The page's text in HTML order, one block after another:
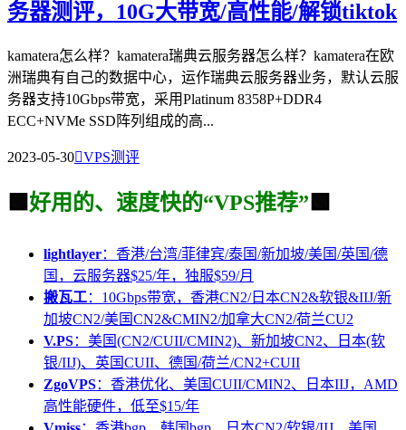
务器测评，10G大带宽/高性能/解锁tiktok
kamatera怎么样？kamatera瑞典云服务器怎么样？kamatera在欧
洲瑞典有自己的数据中心，运作瑞典云服务器业务，默认云服
务器支持10Gbps带宽，采用Platinum 8358P+DDR4
ECC+NVMe SSD阵列组成的高...
2023-05-30VPS测评
🟩 好用的、速度快的“VPS推荐” 🟩
lightlayer：香港/台湾/菲律宾/泰国/新加坡/美国/英国/德
国，云服务器$25/年，独服$59/月
搬瓦工：10Gbps带宽，香港CN2/日本CN2&软银&IIJ/新
加坡CN2/美国CN2&CMIN2/加拿大CN2/荷兰CU2
V.PS：美国(CN2/CUII/CMIN2)、新加坡CN2、日本(软
银/IIJ)、英国CUII、德国/荷兰/CN2+CUII
ZgoVPS：香港优化、美国CUII/CMIN2、日本IIJ，AMD
高性能硬件，低至$15/年